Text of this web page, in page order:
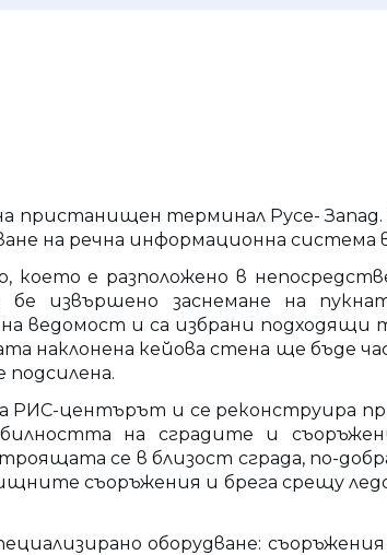
пристанищен терминал Русе-
на речна информационна система
е разположено в
извършено заснемане на
ведомост и са избрани подходящи
наклонена кейова стена ще бъде
РИС-центърът и се реконструира
на сградите и
се в близост сграда, по-
съоръжения и брега срещу
оборудване: